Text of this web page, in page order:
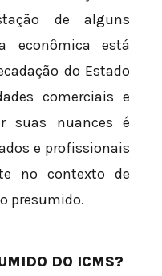
de alguns
econômica está
do Estado
comerciais e
suas nuances é
e profissionais
no contexto de
presumido.
DO ICMS?